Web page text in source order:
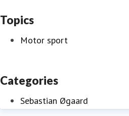
Topics
Motor sport
Categories
Sebastian Øgaard